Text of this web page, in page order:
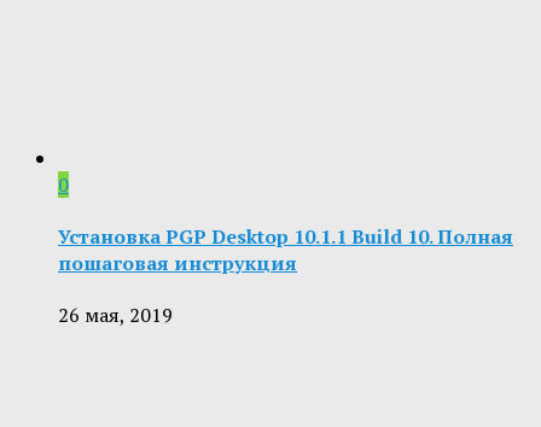
0
Установка PGP Desktop 10.1.1 Build 10. Полная
пошаговая инструкция
26 мая, 2019